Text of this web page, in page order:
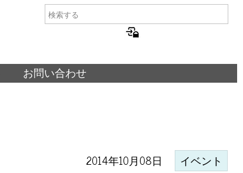
お問い合わせ
2014年10月08日 イベント